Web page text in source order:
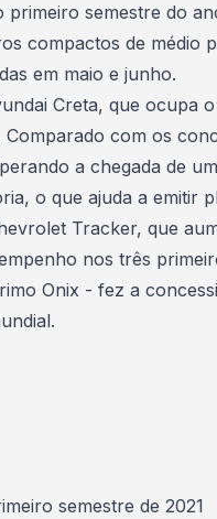
primeiro semestre do
compactos de médio
em maio e junho.
Creta, que ocupa
Comparado com os
a chegada de
o que ajuda a emitir
Tracker, que
nos três
Onix - fez a
semestre de 2021